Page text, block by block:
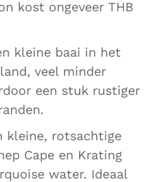
kost ongeveer THB
kleine baai in het
veel minder
een stuk rustiger
kleine, rotsachtige
Cape en Krating
water. Ideaal